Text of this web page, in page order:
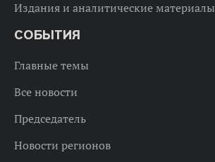
Издания и аналитические материалы
СОБЫТИЯ
Главные темы
Все новости
Председатель
Новости регионов